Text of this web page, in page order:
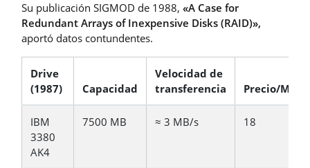
Su publicación SIGMOD de 1988, «A Case for
Redundant Arrays of Inexpensive Disks (RAID)»,
aportó datos contundentes.
Drive
(1987)
Capacidad
Velocidad de
transferencia
Precio/MB
IBM
3380
AK4
7500 MB ≈ 3 MB/s 18